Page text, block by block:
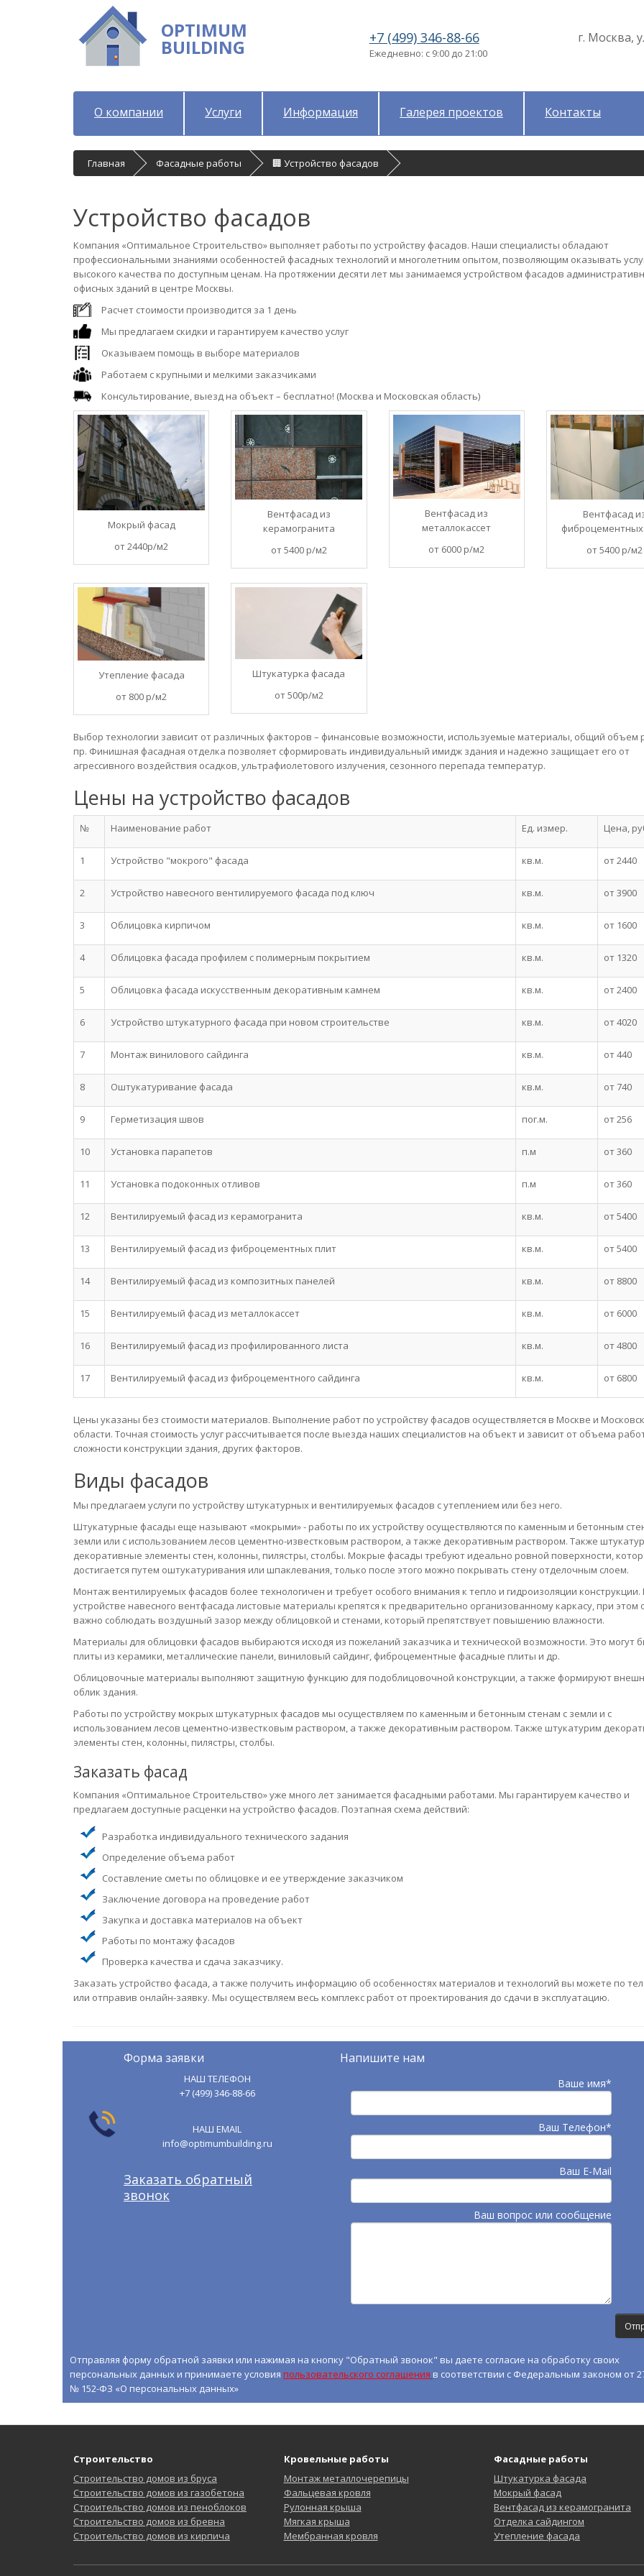
OPTIMUM
BUILDING +7 (499) 346-88-66
Ежедневно: с 9:00 до 21:00
г. Москва,
О компании Услуги Информация Галерея проектов Контакты
Главная Фасадные работы 🏢 Устройство фасадов
Устройство фасадов
Компания «Оптимальное Строительство» выполняет работы по устройству фасадов. Наши специалисты обладают
профессиональными знаниями особенностей фасадных технологий и многолетним опытом, позволяющим оказывать
высокого качества по доступным ценам. На протяжении десяти лет мы занимаемся устройством фасадов
офисных зданий в центре Москвы.
Расчет стоимости производится за 1 день
Мы предлагаем скидки и гарантируем качество услуг
Оказываем помощь в выборе материалов
Работаем с крупными и мелкими заказчиками
Консультирование, выезд на объект – бесплатно! (Москва и Московская область)
Мокрый фасад
от 2440р/м2
Вентфасад из
керамогранита
от 5400 р/м2
Вентфасад из
металлокассет
от 6000 р/м2
Вентфасад
фиброцементных
от 5400 р/м2
Утепление фасада
от 800 р/м2
Штукатурка фасада
от 500р/м2
Выбор технологии зависит от различных факторов – финансовые возможности, используемые материалы, общий объем
пр. Финишная фасадная отделка позволяет сформировать индивидуальный имидж здания и надежно защищает его от
агрессивного воздействия осадков, ультрафиолетового излучения, сезонного перепада температур.
Цены на устройство фасадов
№ Наименование работ Ед. измер. Цена,
1 Устройство "мокрого" фасада кв.м. от 2440
2 Устройство навесного вентилируемого фасада под ключ кв.м. от 3900
3 Облицовка кирпичом кв.м. от 1600
4 Облицовка фасада профилем с полимерным покрытием кв.м. от 1320
5 Облицовка фасада искусственным декоративным камнем кв.м. от 2400
6 Устройство штукатурного фасада при новом строительстве кв.м. от 4020
7 Монтаж винилового сайдинга кв.м. от 440
8 Оштукатуривание фасада кв.м. от 740
9 Герметизация швов пог.м. от 256
10 Установка парапетов п.м от 360
11 Установка подоконных отливов п.м от 360
12 Вентилируемый фасад из керамогранита кв.м. от 5400
13 Вентилируемый фасад из фиброцементных плит кв.м. от 5400
14 Вентилируемый фасад из композитных панелей кв.м. от 8800
15 Вентилируемый фасад из металлокассет кв.м. от 6000
16 Вентилируемый фасад из профилированного листа кв.м. от 4800
17 Вентилируемый фасад из фиброцементного сайдинга кв.м. от 6800
Цены указаны без стоимости материалов. Выполнение работ по устройству фасадов осуществляется в Москве и
области. Точная стоимость услуг рассчитывается после выезда наших специалистов на объект и зависит от объема
сложности конструкции здания, других факторов.
Виды фасадов
Мы предлагаем услуги по устройству штукатурных и вентилируемых фасадов с утеплением или без него.
Штукатурные фасады еще называют «мокрыми» - работы по их устройству осуществляются по каменным и бетонным
земли или с использованием лесов цементно-известковым раствором, а также декоративным раствором. Также
декоративные элементы стен, колонны, пилястры, столбы. Мокрые фасады требуют идеально ровной поверхности,
достигается путем оштукатуривания или шпаклевания, только после этого можно покрывать стену отделочным слоем.
Монтаж вентилируемых фасадов более технологичен и требует особого внимания к тепло и гидроизоляции конструкции.
устройстве навесного вентфасада листовые материалы крепятся к предварительно организованному каркасу, при этом
важно соблюдать воздушный зазор между облицовкой и стенами, который препятствует повышению влажности.
Материалы для облицовки фасадов выбираются исходя из пожеланий заказчика и технической возможности. Это могут
плиты из керамики, металлические панели, виниловый сайдинг, фиброцементные фасадные плиты и др.
Облицовочные материалы выполняют защитную функцию для подоблицовочной конструкции, а также формируют
облик здания.
Работы по устройству мокрых штукатурных фасадов мы осуществляем по каменным и бетонным стенам с земли и с
использованием лесов цементно-известковым раствором, а также декоративным раствором. Также штукатурим
элементы стен, колонны, пилястры, столбы.
Заказать фасад
Компания «Оптимальное Строительство» уже много лет занимается фасадными работами. Мы гарантируем качество и
предлагаем доступные расценки на устройство фасадов. Поэтапная схема действий:
Разработка индивидуального технического задания
Определение объема работ
Составление сметы по облицовке и ее утверждение заказчиком
Заключение договора на проведение работ
Закупка и доставка материалов на объект
Работы по монтажу фасадов
Проверка качества и сдача заказчику.
Заказать устройство фасада, а также получить информацию об особенностях материалов и технологий вы можете по
или отправив онлайн-заявку. Мы осуществляем весь комплекс работ от проектирования до сдачи в эксплуатацию.
Форма заявки
НАШ ТЕЛЕФОН
+7 (499) 346-88-66
НАШ EMAIL
info@optimumbuilding.ru
Заказать обратный
звонок
Напишите нам
Ваше имя*
Ваш Телефон*
Ваш E-Mail
Ваш вопрос или сообщение
Отправляя форму обратной заявки или нажимая на кнопку "Обратный звонок" вы даете согласие на обработку своих
персональных данных и принимаете условия пользовательского соглашения в соответствии с Федеральным законом от
№ 152-ФЗ «О персональных данных»
Строительство
Строительство домов из бруса
Строительство домов из газобетона
Строительство домов из пеноблоков
Строительство домов из бревна
Строительство домов из кирпича
Кровельные работы
Монтаж металлочерепицы
Фальцевая кровля
Рулонная крыша
Мягкая крыша
Мембранная кровля
Фасадные работы
Штукатурка фасада
Мокрый фасад
Вентфасад из керамогранита
Отделка сайдингом
Утепление фасада